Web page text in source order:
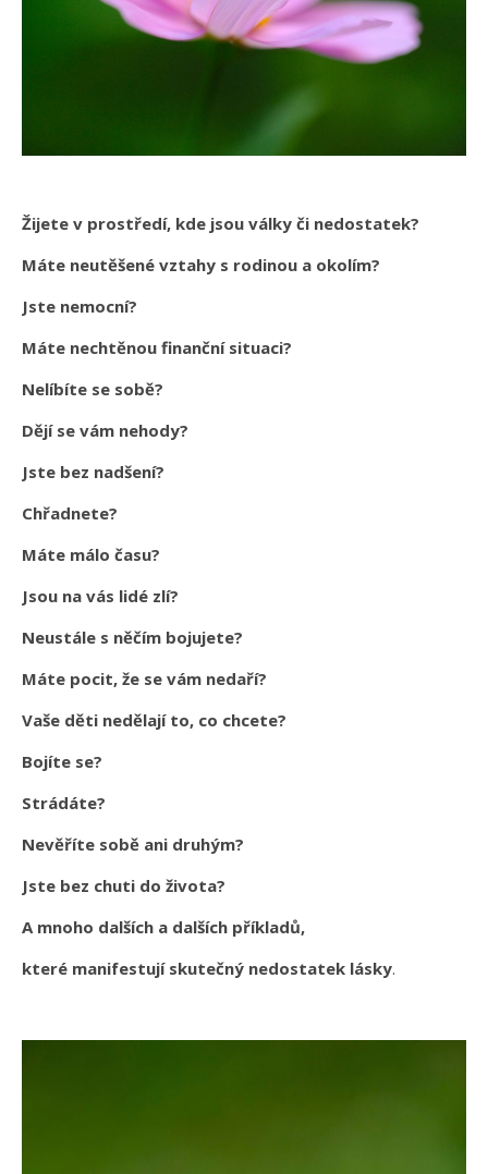
Žijete v prostředí, kde jsou války či nedostatek?
Máte neutěšené vztahy s rodinou a okolím?
Jste nemocní?
Máte nechtěnou finanční situaci?
Nelíbíte se sobě?
Dějí se vám nehody?
Jste bez nadšení?
Chřadnete?
Máte málo času?
Jsou na vás lidé zlí?
Neustále s něčím bojujete?
Máte pocit, že se vám nedaří?
Vaše děti nedělají to, co chcete?
Bojíte se?
Strádáte?
Nevěříte sobě ani druhým?
Jste bez chuti do života?
A mnoho dalších a dalších příkladů,
které manifestují skutečný nedostatek lásky.